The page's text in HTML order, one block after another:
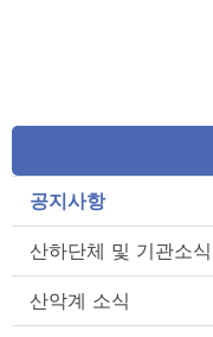
공지사항
산하단체 및 기관소식
산악계 소식